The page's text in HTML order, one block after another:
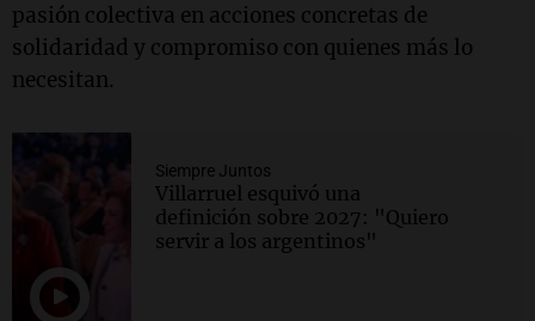
pasión colectiva en acciones concretas de
solidaridad y compromiso con quienes más lo
necesitan.
Siempre Juntos
Villarruel esquivó una
definición sobre 2027: "Quiero
servir a los argentinos"